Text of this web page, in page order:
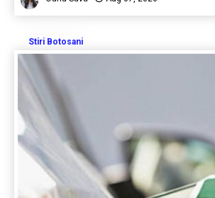
Stiri Botosani